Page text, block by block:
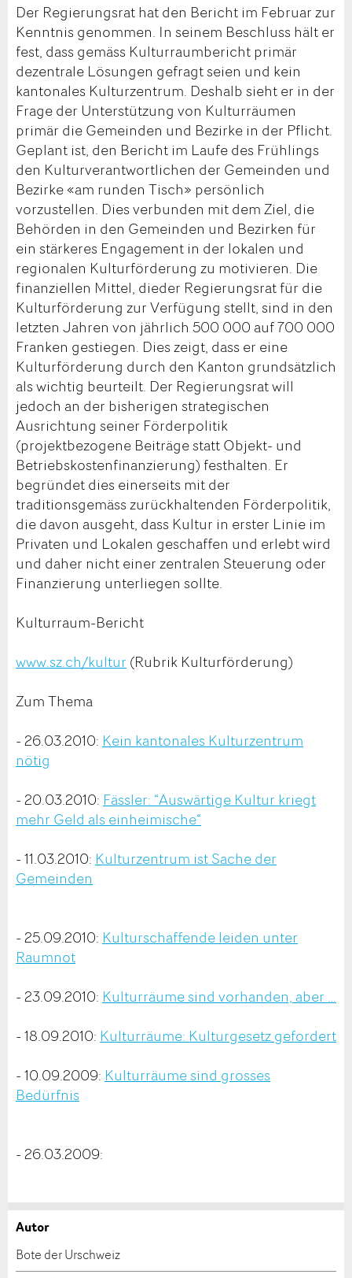
Der Regierungsrat hat den Bericht im Februar zur
Kenntnis genommen. In seinem Beschluss hält er
fest, dass gemäss Kulturraumbericht primär
dezentrale Lösungen gefragt seien und kein
kantonales Kulturzentrum. Deshalb sieht er in der
Frage der Unterstützung von Kulturräumen
primär die Gemeinden und Bezirke in der Pflicht.
Geplant ist, den Bericht im Laufe des Frühlings
den Kulturverantwortlichen der Gemeinden und
Bezirke «am runden Tisch» persönlich
vorzustellen. Dies verbunden mit dem Ziel, die
Behörden in den Gemeinden und Bezirken für
ein stärkeres Engagement in der lokalen und
regionalen Kulturförderung zu motivieren. Die
finanziellen Mittel, dieder Regierungsrat für die
Kulturförderung zur Verfügung stellt, sind in den
letzten Jahren von jährlich 500 000 auf 700 000
Franken gestiegen. Dies zeigt, dass er eine
Kulturförderung durch den Kanton grundsätzlich
als wichtig beurteilt. Der Regierungsrat will
jedoch an der bisherigen strategischen
Ausrichtung seiner Förderpolitik
(projektbezogene Beiträge statt Objekt- und
Betriebskostenfinanzierung) festhalten. Er
begründet dies einerseits mit der
traditionsgemäss zurückhaltenden Förderpolitik,
die davon ausgeht, dass Kultur in erster Linie im
Privaten und Lokalen geschaffen und erlebt wird
und daher nicht einer zentralen Steuerung oder
Finanzierung unterliegen sollte.
Kulturraum-Bericht
www.sz.ch/kultur (Rubrik Kulturförderung)
Zum Thema
- 26.03.2010: Kein kantonales Kulturzentrum
nötig
- 20.03.2010: Fässler: “Auswärtige Kultur kriegt
mehr Geld als einheimische“
- 11.03.2010: Kulturzentrum ist Sache der
Gemeinden
- 25.09.2010: Kulturschaffende leiden unter
Raumnot
- 23.09.2010: Kulturräume sind vorhanden, aber …
- 18.09.2010: Kulturräume: Kulturgesetz gefordert
- 10.09.2009: Kulturräume sind grosses
Bedürfnis
- 26.03.2009:
Anzeige beanstanden
Anzeige weiterempfehlen
Autor
Bote der Urschweiz